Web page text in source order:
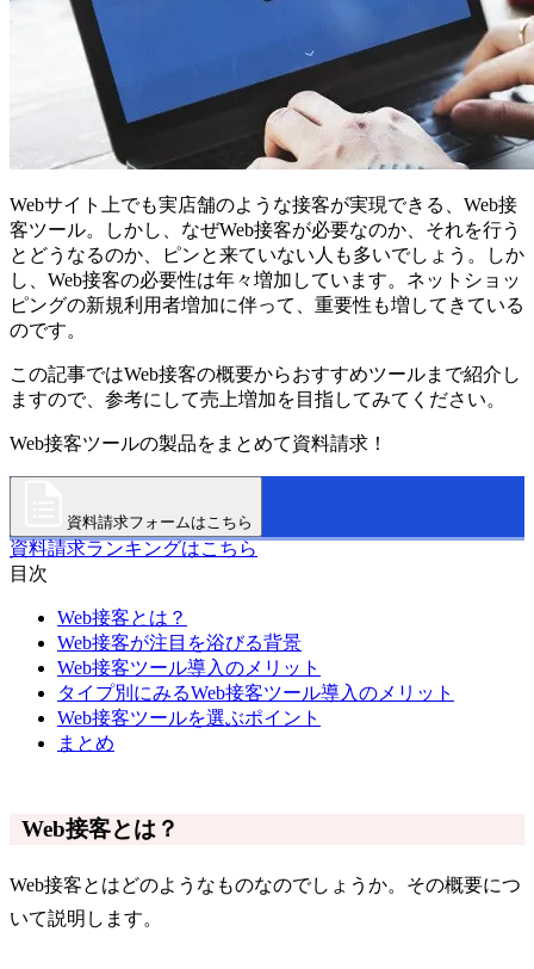
Webサイト上でも実店舗のような接客が実現できる、Web接
客ツール。しかし、なぜWeb接客が必要なのか、それを行う
とどうなるのか、ピンと来ていない人も多いでしょう。しか
し、Web接客の必要性は年々増加しています。ネットショッ
ピングの新規利用者増加に伴って、重要性も増してきている
のです。
この記事ではWeb接客の概要からおすすめツールまで紹介し
ますので、参考にして売上増加を目指してみてください。
Web接客ツールの製品をまとめて資料請求！
資料請求フォームはこちら
資料請求ランキングはこちら
目次
Web接客とは？
Web接客が注目を浴びる背景
Web接客ツール導入のメリット
タイプ別にみるWeb接客ツール導入のメリット
Web接客ツールを選ぶポイント
まとめ
Web接客とは？
Web接客とはどのようなものなのでしょうか。その概要につ
いて説明します。